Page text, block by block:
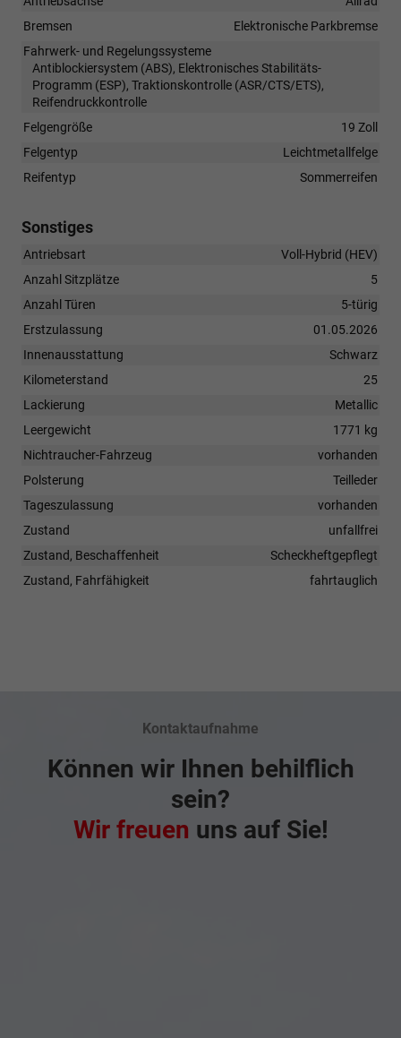
Bremsen
Elektronische Parkbremse
Fahrwerk- und Regelungssysteme
Antiblockiersystem (ABS), Elektronisches Stabilitäts-
Programm (ESP), Traktionskontrolle (ASR/CTS/ETS),
Reifendruckkontrolle
Felgengröße
19 Zoll
Felgentyp
Leichtmetallfelge
Reifentyp
Sommerreifen
Sonstiges
Antriebsart
Voll-Hybrid (HEV)
Anzahl Sitzplätze
5
Anzahl Türen
5-türig
Erstzulassung
01.05.2026
Innenausstattung
Schwarz
Kilometerstand
25
Lackierung
Metallic
Leergewicht
1771 kg
Nichtraucher-Fahrzeug
vorhanden
Polsterung
Teilleder
Tageszulassung
vorhanden
Zustand
unfallfrei
Zustand, Beschaffenheit
Scheckheftgepflegt
Zustand, Fahrfähigkeit
fahrtauglich
Kontaktaufnahme
Können wir Ihnen behilflich
sein?
Wir freuen uns auf Sie!